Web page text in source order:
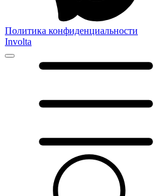
Политика конфиденциальности
Involta